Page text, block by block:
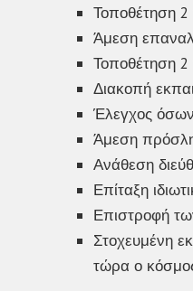
Τοποθέτηση
Άμεση
Τοποθέτηση 2
Διακοπή
Έλεγχος όσων
Άμεση
Ανάθεση
Επίταξη
Επιστροφή
Στοχευμένη
τώρα ο